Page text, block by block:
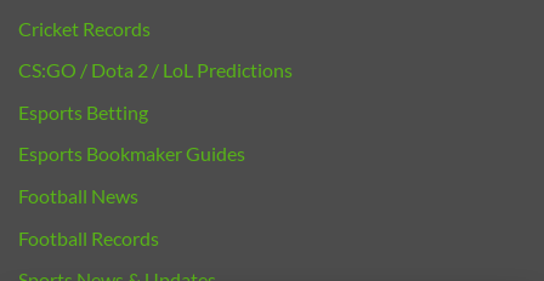
Cricket Records
CS:GO / Dota 2 / LoL Predictions
Esports Betting
Esports Bookmaker Guides
Football News
Football Records